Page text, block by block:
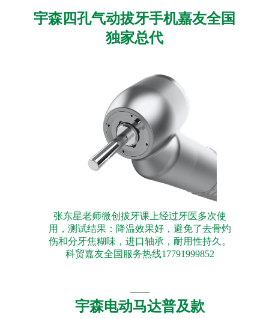
宇森四孔气动拔牙手机嘉友全国
独家总代
张东星老师微创拔牙课上经过牙医多次使
用，测试结果：降温效果好，避免了去骨灼
伤和分牙焦糊味，进口轴承，耐用性持久。
科贸嘉友全国服务热线17791999852
宇森电动马达普及款